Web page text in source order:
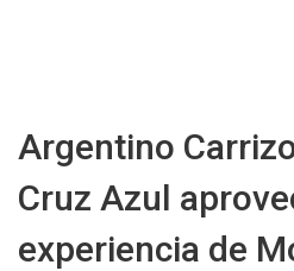
Argentino
Cruz Azul
experiencia de